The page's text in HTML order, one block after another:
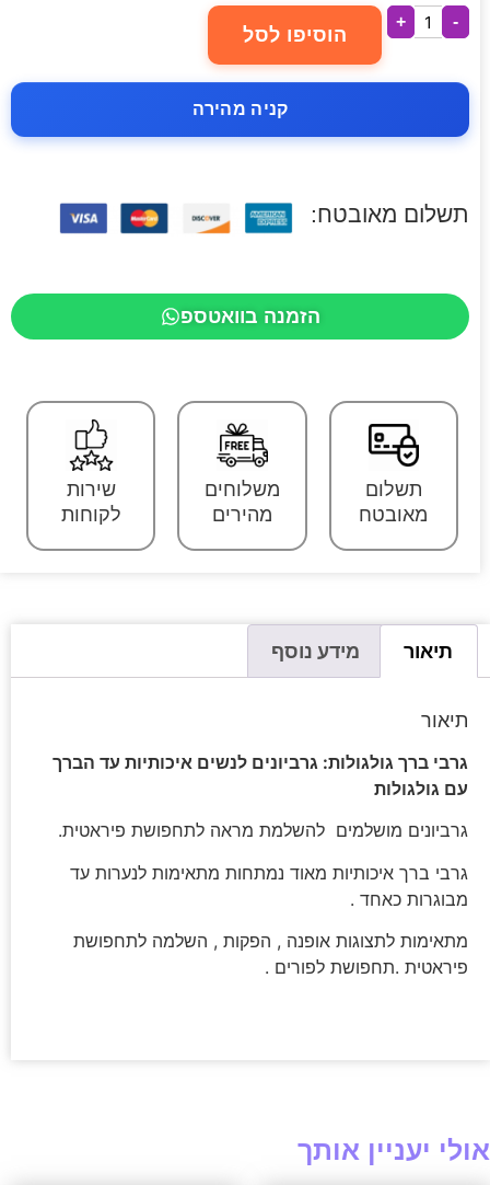
-
+
הוסיפו לסל
קניה מהירה
תשלום מאובטח:
הזמנה בוואטספ
תשלום
מאובטח
משלוחים
מהירים
שירות
לקוחות
תיאור מידע נוסף
תיאור
גרבי ברך גולגולות: גרביונים לנשים איכותיות עד הברך
עם גולגולות
גרביונים מושלמים להשלמת מראה לתחפושת פיראטית.
גרבי ברך איכותיות מאוד נמתחות מתאימות לנערות עד
מבוגרות כאחד .
מתאימות לתצוגות אופנה , הפקות , השלמה לתחפושת
פיראטית .תחפושת לפורים .
אולי יעניין אותך